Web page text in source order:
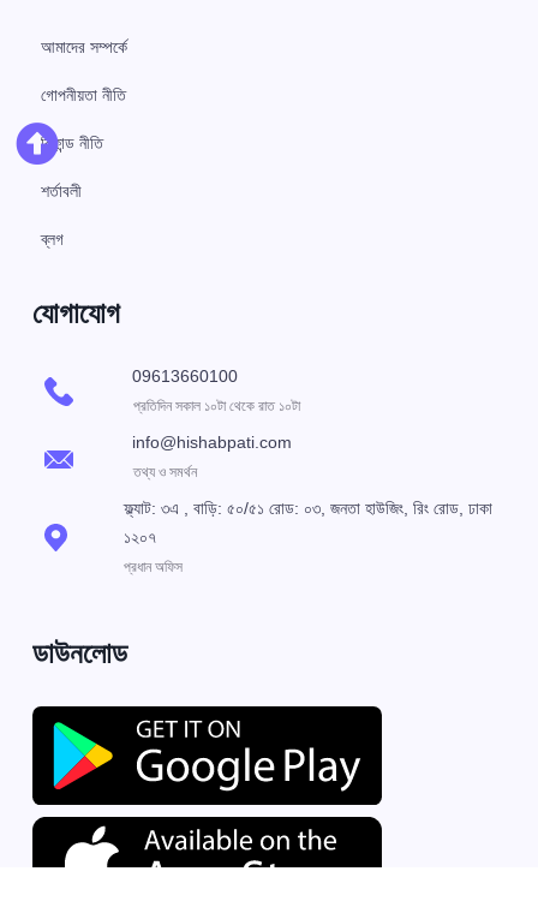
আমাদের সম্পর্কে
গোপনীয়তা নীতি
রিফান্ড নীতি
শর্তাবলী
ব্লগ
যোগাযোগ
09613660100
প্রতিদিন সকাল ১০টা থেকে রাত ১০টা
info@hishabpati.com
তথ্য ও সমর্থন
ফ্ল্যাট: ৩এ , বাড়ি: ৫০/৫১ রোড: ০৩, জনতা হাউজিং, রিং রোড, ঢাকা
১২০৭
প্রধান অফিস
ডাউনলোড